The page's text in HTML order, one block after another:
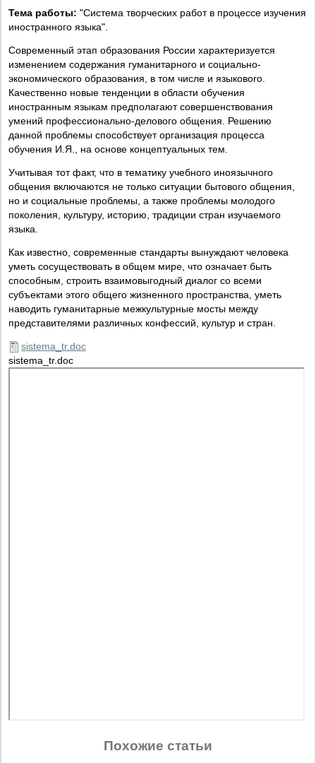
Тема работы: "Система творческих работ в процессе изучения
иностранного языка".
Современный этап образования России характеризуется
изменением содержания гуманитарного и социально-
экономического образования, в том числе и языкового.
Качественно новые тенденции в области обучения
иностранным языкам предполагают совершенствования
умений профессионально-делового общения. Решению
данной проблемы способствует организация процесса
обучения И.Я., на основе концептуальных тем.
Учитывая тот факт, что в тематику учебного иноязычного
общения включаются не только ситуации бытового общения,
но и социальные проблемы, а также проблемы молодого
поколения, культуру, историю, традиции стран изучаемого
языка.
Как известно, современные стандарты вынуждают человека
уметь сосуществовать в общем мире, что означает быть
способным, строить взаимовыгодный диалог со всеми
субъектами этого общего жизненного пространства, уметь
наводить гуманитарные межкультурные мосты между
представителями различных конфессий, культур и стран.
sistema_tr.doc
sistema_tr.doc
Похожие статьи